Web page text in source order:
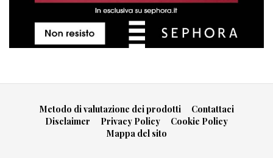
Metodo di valutazione dei prodotti
Contattaci
Disclaimer
Privacy Policy
Cookie Policy
Mappa del sito